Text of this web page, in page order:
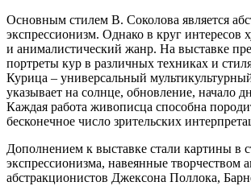
Основным стилем В. Соколова является
экспрессионизм. Однако в круг интересов
и анималистический жанр. На выставке
портреты кур в различных техниках и
Курица – универсальный
указывает на солнце, обновление, начало
Каждая работа живописца способна
бесконечное число зрительских
Дополнением к выставке стали картины в
экспрессионизма, навеянные творчеством
абстракционистов Джексона Поллока,